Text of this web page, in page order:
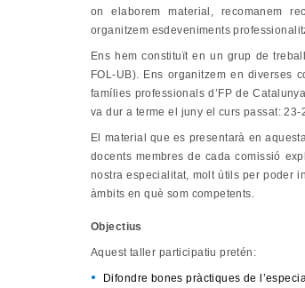
on elaborem material, recomanem
organitzem esdeveniments
Ens hem constituït en un grup de
FOL-UB). Ens organitzem en diverses
famílies professionals d’FP de
va dur a terme el juny el curs passat:
El material que es presentarà en
docents membres de cada comissió
nostra especialitat, molt útils per poder
àmbits en què som competents.
Objectius
Aquest taller participatiu pretén:
Difondre bones pràctiques de